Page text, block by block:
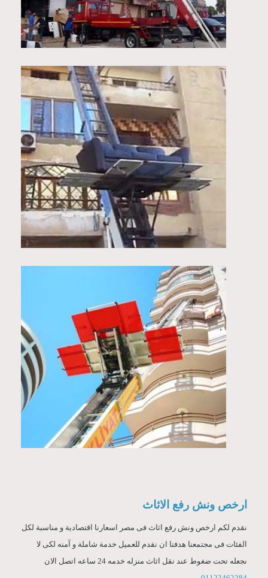
ارخص ونش رفع الاثاث
نقدم لكم ارخص ونش رفع اثاث فى مصر اسعارنا اقتصادية و مناسبة لكل
الفئات فى مجتمعنا هدفنا ان نقدم للعميل خدمة شاملة و آمنه لكى لا
نجعله تحت ضغوط عند نقل اثاث منزله خدمه 24 ساعه اتصل الان